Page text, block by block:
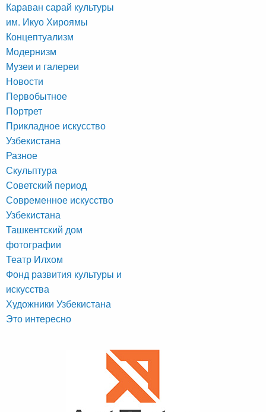
Караван сарай культуры
им. Икуо Хироямы
Концептуализм
Модернизм
Музеи и галереи
Новости
Первобытное
Портрет
Прикладное искусство
Узбекистана
Разное
Скульптура
Советский период
Современное искусство
Узбекистана
Ташкентский дом
фотографии
Театр Илхом
Фонд развития культуры и
искусства
Художники Узбекистана
Это интересно